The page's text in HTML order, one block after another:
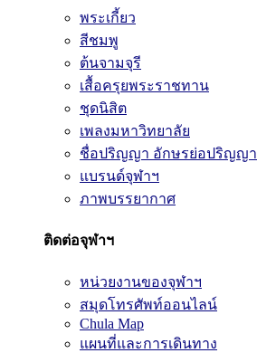
พระเกี้ยว
สีชมพู
ต้นจามจุรี
เสื้อครุยพระราชทาน
ชุดนิสิต
เพลงมหาวิทยาลัย
ชื่อปริญญา อักษรย่อปริญญา
แบรนด์จุฬาฯ
ภาพบรรยากาศ
ติดต่อจุฬาฯ
หน่วยงานของจุฬาฯ
สมุดโทรศัพท์ออนไลน์
Chula Map
แผนที่และการเดินทาง